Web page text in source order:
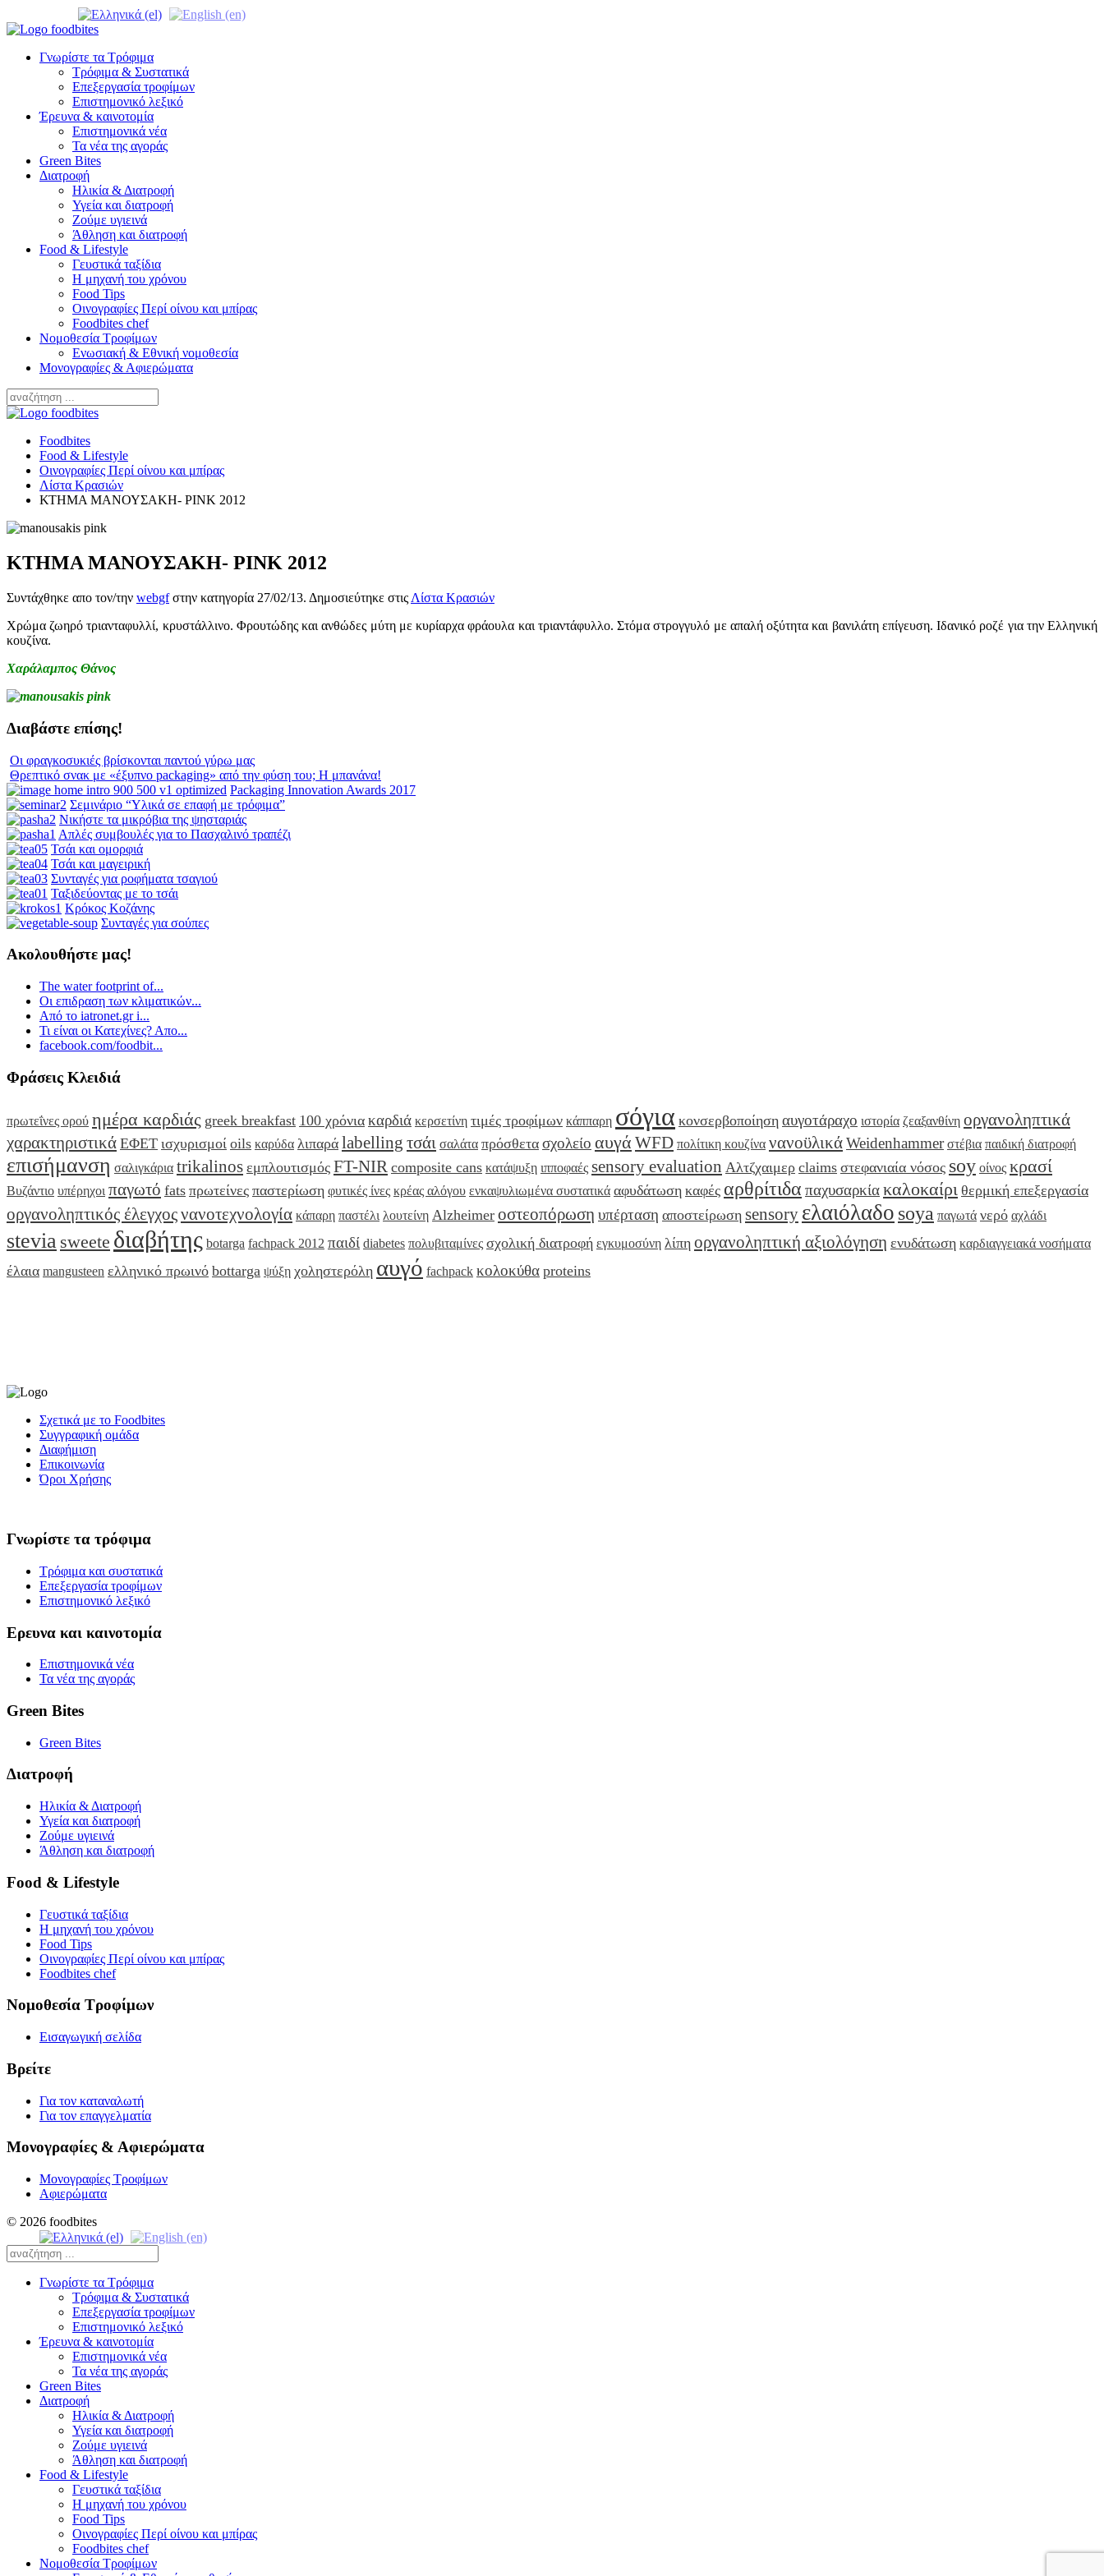
Γνωρίστε τα Τρόφιμα
Τρόφιμα & Συστατικά
Επεξεργασία τροφίμων
Επιστημονικό λεξικό
Έρευνα & καινοτομία
Επιστημονικά νέα
Τα νέα της αγοράς
Green Bites
Διατροφή
Ηλικία & Διατροφή
Υγεία και διατροφή
Ζούμε υγιεινά
Άθληση και διατροφή
Food & Lifestyle
Γευστικά ταξίδια
Η μηχανή του χρόνου
Food Tips
Οινογραφίες Περί οίνου και μπίρας
Foodbites chef
Νομοθεσία Τροφίμων
Ενωσιακή & Εθνική νομοθεσία
Μονογραφίες & Αφιερώματα
Foodbites
Food & Lifestyle
Οινογραφίες Περί οίνου και μπίρας
Λίστα Κρασιών
ΚΤΗΜΑ ΜΑΝΟΥΣΑΚΗ- PINK 2012
ΚΤΗΜΑ ΜΑΝΟΥΣΑΚΗ- PINK 2012
Συντάχθηκε απο τον/την webgfστην κατηγορία 27/02/13. Δημοσιεύτηκε στις Λίστα Κρασιών
Χρώμα ζωηρό τριανταφυλλί, κρυστάλλινο. Φρουτώδης και ανθώδες μύτη με κυρίαρχα φράουλα και τριαντάφυλλο. Στόμα στρογγυλό με απαλή οξύτητα και βανιλάτη επίγευση. Ιδανικό ροζέ για την Ελληνική
κουζίνα.
Χαράλαμπος Θάνος
Διαβάστε επίσης!
Οι φραγκοσυκιές βρίσκονται παντού γύρω μας
Θρεπτικό σνακ με «έξυπνο packaging» από την φύση του; Η μπανάνα!
Packaging Innovation Awards 2017
Σεμινάριο “Υλικά σε επαφή με τρόφιμα”
Νικήστε τα μικρόβια της ψησταριάς
Απλές συμβουλές για το Πασχαλινό τραπέζι
Τσάι και ομορφιά
Τσάι και μαγειρική
Συνταγές για ροφήματα τσαγιού
Ταξιδεύοντας με το τσάι
Κρόκος Κοζάνης
Συνταγές για σούπες
Ακολουθήστε μας!
The water footprint of...
Οι επιδραση των κλιματικών...
Από το iatronet.gr i...
Τι είναι οι Κατεχίνες? Απο...
facebook.com/foodbit...
Φράσεις Κλειδιά
πρωτεΐνες ορού ημέρα καρδιάς greek breakfast 100 χρόνια καρδιά κερσετίνη τιμές τροφίμων κάππαρη σόγια κονσερβοποίηση αυγοτάραχο ιστορία ζεαξανθίνη οργανοληπτικά
χαρακτηριστικά ΕΦΕΤ ισχυρισμοί oils καρύδα λιπαρά labelling τσάι σαλάτα πρόσθετα σχολείο αυγά WFD πολίτικη κουζίνα νανοϋλικάWeidenhammer στέβια παιδική διατροφή
επισήμανση σαλιγκάρια trikalinos εμπλουτισμός FT-NIR composite cans κατάψυξη ιπποφαές sensory evaluation Αλτζχαιμερ claims στεφανιαία νόσος soy οίνος κρασί
Βυζάντιο υπέρηχοι παγωτό fats πρωτείνες παστερίωση φυτικές ίνες κρέας αλόγου ενκαψυλιωμένα συστατικά αφυδάτωση καφές αρθρίτιδα παχυσαρκίακαλοκαίρι θερμική επεξεργασία
οργανοληπτικός έλεγχοςνανοτεχνολογία κάπαρη παστέλι λουτείνη Alzheimer οστεοπόρωση υπέρταση αποστείρωση sensory ελαιόλαδο soya παγωτά νερό αχλάδι
stevia sweete διαβήτης botarga fachpack 2012 παιδί diabetes πολυβιταμίνες σχολική διατροφή εγκυμοσύνη λίπη οργανοληπτική αξιολόγηση ενυδάτωση καρδιαγγειακά νοσήματα
έλαια mangusteen ελληνικό πρωινό bottarga ψύξη χοληστερόλη αυγό fachpack κολοκύθα proteins
Σχετικά με το Foodbites
Συγγραφική ομάδα
Διαφήμιση
Επικοινωνία
Όροι Χρήσης
Γνωρίστε τα τρόφιμα
Τρόφιμα και συστατικά
Επεξεργασία τροφίμων
Επιστημονικό λεξικό
Ερευνα και καινοτομία
Επιστημονικά νέα
Τα νέα της αγοράς
Green Bites
Green Bites
Διατροφή
Ηλικία & Διατροφή
Υγεία και διατροφή
Ζούμε υγιεινά
Άθληση και διατροφή
Food & Lifestyle
Γευστικά ταξίδια
Η μηχανή του χρόνου
Food Tips
Οινογραφίες Περί οίνου και μπίρας
Foodbites chef
Νομοθεσία Τροφίμων
Εισαγωγική σελίδα
Βρείτε
Για τον καταναλωτή
Για τον επαγγελματία
Μονογραφίες & Αφιερώματα
Μονογραφίες Τροφίμων
Αφιερώματα
© 2026 foodbites
Γνωρίστε τα Τρόφιμα
Τρόφιμα & Συστατικά
Επεξεργασία τροφίμων
Επιστημονικό λεξικό
Έρευνα & καινοτομία
Επιστημονικά νέα
Τα νέα της αγοράς
Green Bites
Διατροφή
Ηλικία & Διατροφή
Υγεία και διατροφή
Ζούμε υγιεινά
Άθληση και διατροφή
Food & Lifestyle
Γευστικά ταξίδια
Η μηχανή του χρόνου
Food Tips
Οινογραφίες Περί οίνου και μπίρας
Foodbites chef
Νομοθεσία Τροφίμων